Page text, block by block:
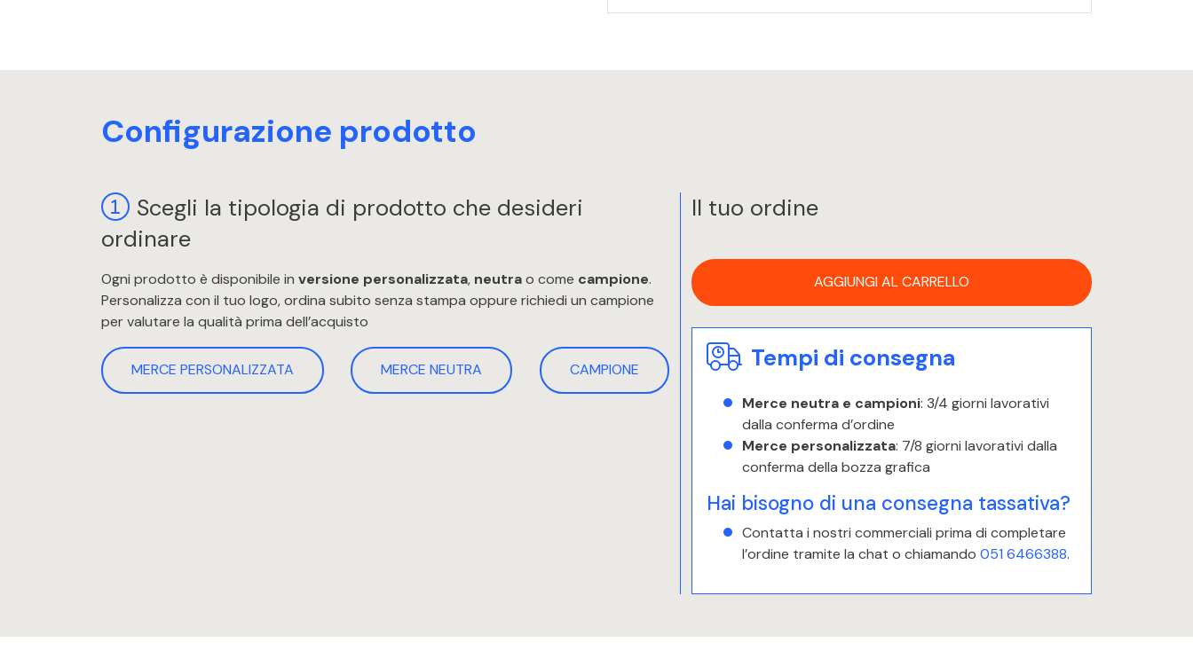
Configurazione prodotto
Scegli la tipologia di prodotto che desideri
ordinare
Ogni prodotto è disponibile in versione personalizzata, neutrao come campione.
Personalizza con il tuo logo, ordina subito senza stampa oppure richiedi un campione
per valutare la qualità prima dell’acquisto
MERCE PERSONALIZZATA MERCE NEUTRA CAMPIONE
Il tuo ordine
AGGIUNGI AL CARRELLO
Tempi di consegna
Merce neutra e campioni: 3/4 giorni lavorativi
dalla conferma d’ordine
Merce personalizzata: 7/8 giorni lavorativi dalla
conferma della bozza grafica
Hai bisogno di una consegna tassativa?
Contatta i nostri commerciali prima di completare
l’ordine tramite la chat o chiamando 051 6466388.